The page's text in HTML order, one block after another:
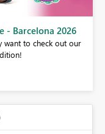
- Barcelona 2026
want to check out our